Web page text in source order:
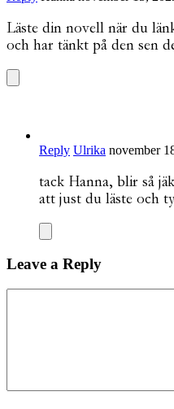
Läste din novell när du
och har tänkt på den sen
Reply Ulrika november
tack Hanna, blir så
att just du läste och
Leave a Reply